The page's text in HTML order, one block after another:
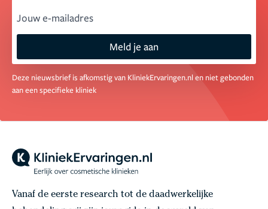
Meld je aan
Deze nieuwsbrief is afkomstig van KliniekErvaringen.nl en niet gebonden
aan een specifieke kliniek
Vanaf de eerste research tot de daadwerkelijke